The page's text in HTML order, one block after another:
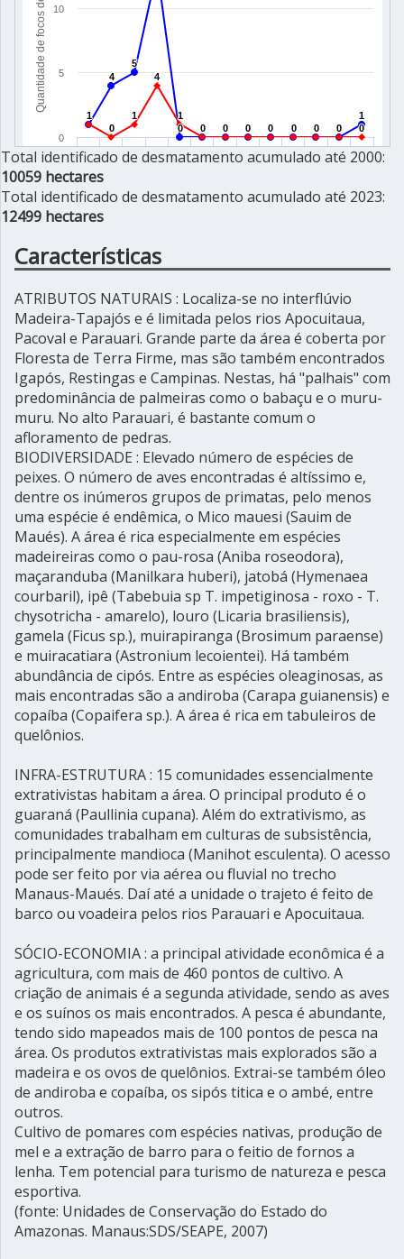
Total identificado de desmatamento acumulado até 2000:
10059 hectares
Total identificado de desmatamento acumulado até 2023:
12499 hectares
Características
ATRIBUTOS NATURAIS : Localiza-se no interflúvio
Madeira-Tapajós e é limitada pelos rios Apocuitaua,
Pacoval e Parauari. Grande parte da área é coberta por
Floresta de Terra Firme, mas são também encontrados
Igapós, Restingas e Campinas. Nestas, há "palhais" com
predominância de palmeiras como o babaçu e o muru-
muru. No alto Parauari, é bastante comum o
afloramento de pedras.
BIODIVERSIDADE : Elevado número de espécies de
peixes. O número de aves encontradas é altíssimo e,
dentre os inúmeros grupos de primatas, pelo menos
uma espécie é endêmica, o Mico mauesi (Sauim de
Maués). A área é rica especialmente em espécies
madeireiras como o pau-rosa (Aniba roseodora),
maçaranduba (Manilkara huberi), jatobá (Hymenaea
courbaril), ipê (Tabebuia sp T. impetiginosa - roxo - T.
chysotricha - amarelo), louro (Licaria brasiliensis),
gamela (Ficus sp.), muirapiranga (Brosimum paraense)
e muiracatiara (Astronium lecoientei). Há também
abundância de cipós. Entre as espécies oleaginosas, as
mais encontradas são a andiroba (Carapa guianensis) e
copaíba (Copaifera sp.). A área é rica em tabuleiros de
quelônios.
INFRA-ESTRUTURA : 15 comunidades essencialmente
extrativistas habitam a área. O principal produto é o
guaraná (Paullinia cupana). Além do extrativismo, as
comunidades trabalham em culturas de subsistência,
principalmente mandioca (Manihot esculenta). O acesso
pode ser feito por via aérea ou fluvial no trecho
Manaus-Maués. Daí até a unidade o trajeto é feito de
barco ou voadeira pelos rios Parauari e Apocuitaua.
SÓCIO-ECONOMIA : a principal atividade econômica é a
agricultura, com mais de 460 pontos de cultivo. A
criação de animais é a segunda atividade, sendo as aves
e os suínos os mais encontrados. A pesca é abundante,
tendo sido mapeados mais de 100 pontos de pesca na
área. Os produtos extrativistas mais explorados são a
madeira e os ovos de quelônios. Extrai-se também óleo
de andiroba e copaíba, os sipós titica e o ambé, entre
outros.
Cultivo de pomares com espécies nativas, produção de
mel e a extração de barro para o feitio de fornos a
lenha. Tem potencial para turismo de natureza e pesca
esportiva.
(fonte: Unidades de Conservação do Estado do
Amazonas. Manaus:SDS/SEAPE, 2007)